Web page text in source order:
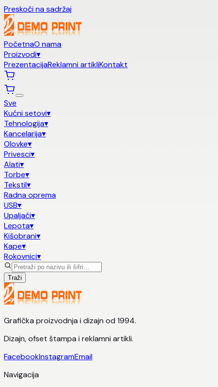
Preskoči na sadržaj
PočetnaO nama
Proizvodi▾
PrezentacijaReklamni artikliKontakt
Sve
Kućni setovi▾
Tehnologija▾
Kancelarija▾
Olovke▾
Privesci▾
Alati▾
Torbe▾
Tekstil▾
Radna oprema
USB▾
Upaljači▾
Lepota▾
Kišobrani▾
Kape▾
Rokovnici▾
Traži
Grafička proizvodnja i dizajn od 1994.
Dizajn, ofset štampa i reklamni artikli.
FacebookInstagramEmail
Navigacija